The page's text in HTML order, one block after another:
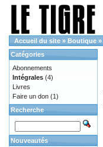
Accueil du site » Boutique »
Catégories
Abonnements
Intégrales (4)
Livres
Faire un don (1)
Recherche
Nouveautés